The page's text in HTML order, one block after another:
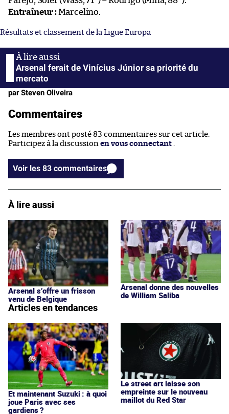
Entraîneur :Marcelino.
Résultats et classement de la Ligue Europa
Arsenal ferait de Vinícius Júnior sa priorité du
mercato
par Steven Oliveira
Commentaires
Les membres ont posté 83 commentaires sur cet article.
Participez à la discussion en vous connectant .
Voir les 83 commentaires
À lire aussi
Arsenal s’offre un frisson
venu de Belgique
Arsenal donne des nouvelles
de William Saliba
Articles en tendances
Et maintenant Suzuki : à quoi
joue Paris avec ses
gardiens ?
Le street art laisse son
empreinte sur le nouveau
maillot du Red Star